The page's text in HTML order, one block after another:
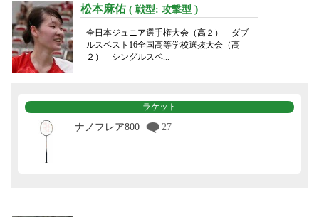
松本麻佑 ( 戦型: 攻撃型 )
全日本ジュニア選手権大会（高２） ダブ
ルスベスト16全国高等学校選抜大会（高
２） シングルスベ...
ラケット
ナノフレア800 27